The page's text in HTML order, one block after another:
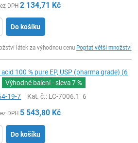
DPH 2 134,71 Kč
Do košíku
látek za výhodnou cenu Poptat větší množství
100 % pure EP, USP (pharma grade) (6
Výhodné balení - sleva7 %
19-7 Kat. č.: LC-7006.1_6
DPH 5 543,80 Kč
Do košíku